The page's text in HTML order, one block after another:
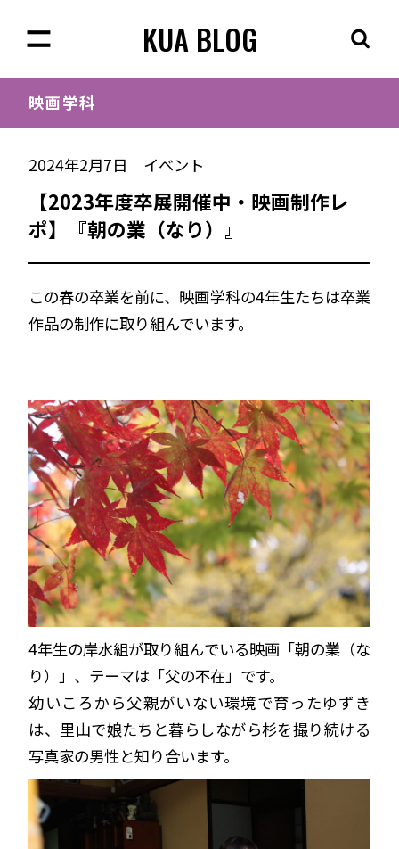
KUA BLOG
映画学科
2024年2月7日 イベント
【2023年度卒展開催中・映画制作レ
ポ】『朝の業（なり）』
この春の卒業を前に、映画学科の4年生たちは卒業
作品の制作に取り組んでいます。
4年生の岸水組が取り組んでいる映画「朝の業（な
り）」、テーマは「父の不在」です。
幼いころから父親がいない環境で育ったゆずき
は、里山で娘たちと暮らしながら杉を撮り続ける
写真家の男性と知り合います。